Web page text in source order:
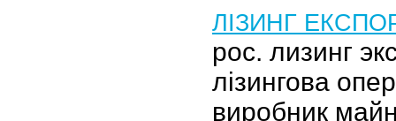
ЛІЗИНГ
рос. лизинг
лізингова
виробник